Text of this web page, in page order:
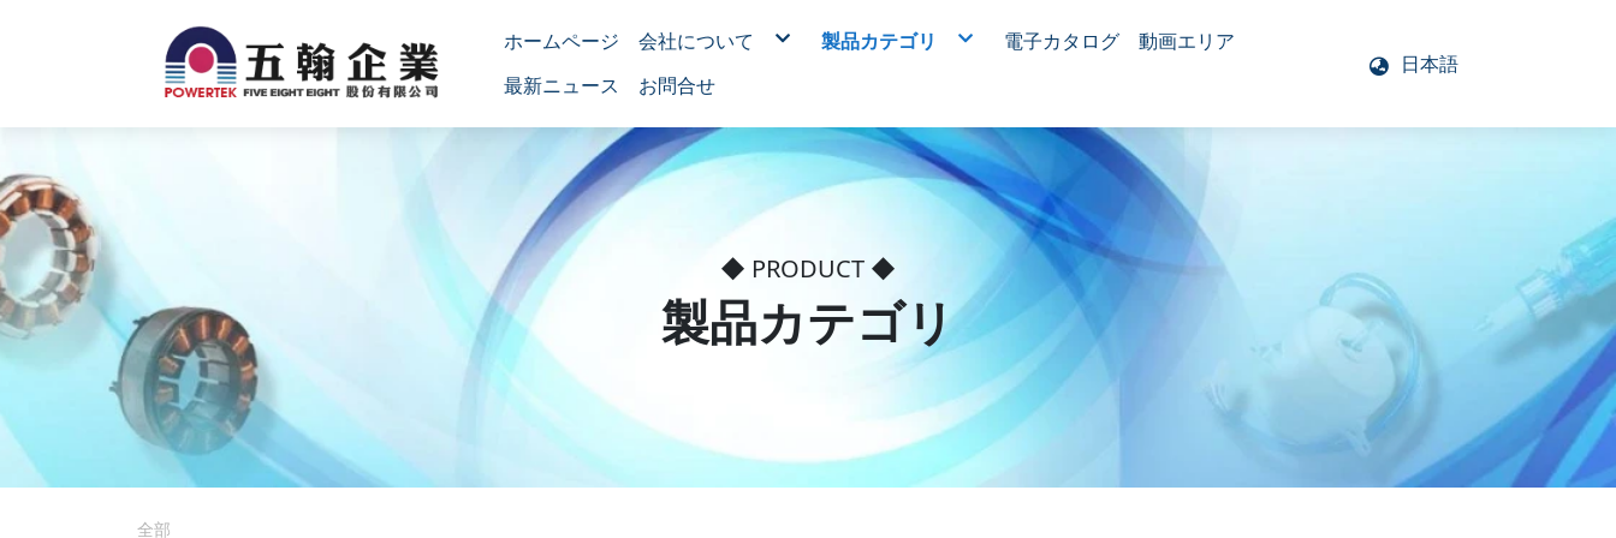
日本語
ホームページ 会社について 製品カテゴリ
電動ツール用モーター
電動ロールアップドア昇降モーター
機械設備用モーター
パウダースプレー絶縁処理
モーター鉄管塗料OEM
電子カタログ
動画エリア
最新ニュース
お問合せ
◆ PRODUCT ◆
製品カテゴリ
全部